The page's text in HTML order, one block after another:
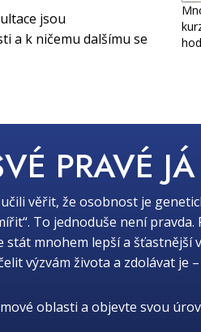
jsou
a k ničemu dalšímu se
PRAVÉ JÁ
věřit, že osobnost je
To jednoduše není
stát mnohem lepší a šťastnější
výzvám života a zdolávat je –
oblasti a objevte svou